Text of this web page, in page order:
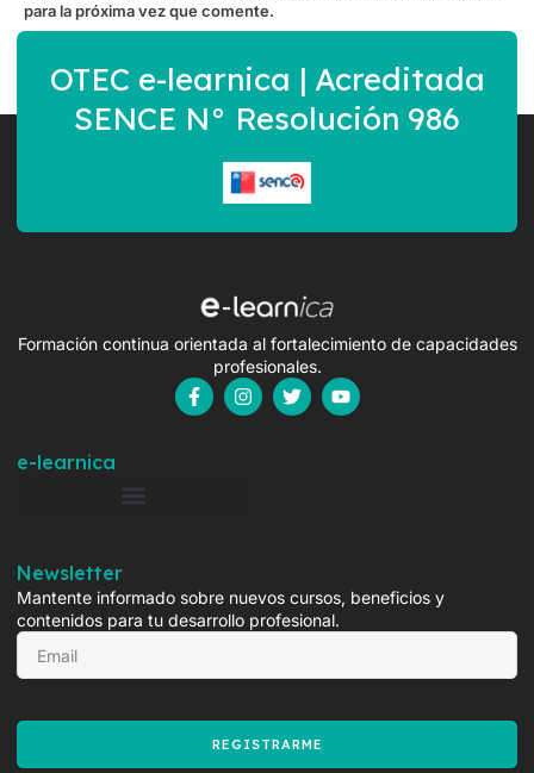
para la próxima vez que comente.
OTEC e-learnica | Acreditada
SENCE N° Resolución 986
Formación continua orientada al fortalecimiento de capacidades
profesionales.
e-learnica
Newsletter
Mantente informado sobre nuevos cursos, beneficios y
contenidos para tu desarrollo profesional.
REGISTRARME